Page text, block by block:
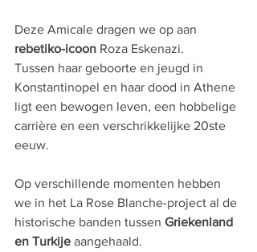
Deze Amicale dragen we op aan
rebetiko-icoon Roza Eskenazi.
Tussen haar geboorte en jeugd in
Konstantinopel en haar dood in Athene
ligt een bewogen leven, een hobbelige
carrière en een verschrikkelijke 20ste
eeuw.
Op verschillende momenten hebben
we in het La Rose Blanche-project al de
historische banden tussen Griekenland
en Turkije aangehaald.